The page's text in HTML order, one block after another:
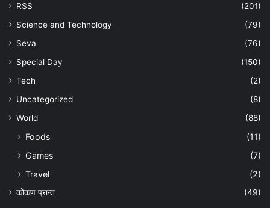
RSS
(201)
Science and Technology
(79)
Seva
(76)
Special Day
(150)
Tech
(2)
Uncategorized
(8)
World
(88)
Foods
(11)
Games
(7)
Travel
(2)
कोकण प्रान्त (49)